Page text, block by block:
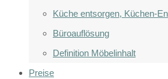
Küche entsorgen, Küchen-
Büroauflösung
Definition Möbelinhalt
Preise